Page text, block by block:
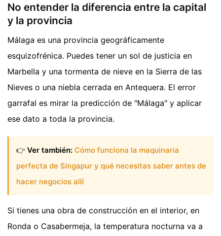
No entender la diferencia entre la capital
y la provincia
Málaga es una provincia geográficamente
esquizofrénica. Puedes tener un sol de justicia en
Marbella y una tormenta de nieve en la Sierra de las
Nieves o una niebla cerrada en Antequera. El error
garrafal es mirar la predicción de "Málaga" y aplicar
ese dato a toda la provincia.
👉 Ver también: Cómo funciona la maquinaria
perfecta de Singapur y qué necesitas saber antes de
hacer negocios allí
Si tienes una obra de construcción en el interior, en
Ronda o Casabermeja, la temperatura nocturna va a